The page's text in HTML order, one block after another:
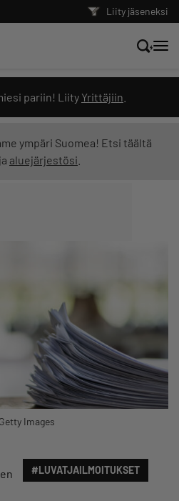
Liity jäseneksi
pariin! Liity Yrittäjiin
ympäri Suomea! Etsi täältä
ja aluejärjestösi
Images
#LUVATJAILMOITUKSET
suoraan
kaikki sisältö